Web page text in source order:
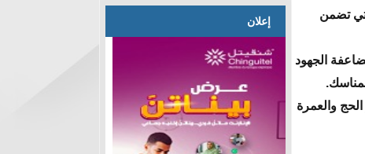
تضمن
الجهود
والعمرة
إعلان